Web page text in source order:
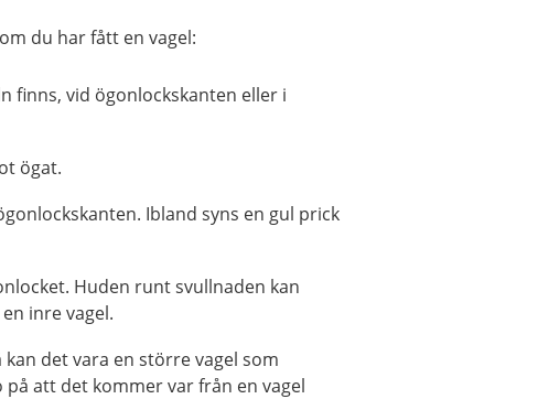
du har fått en vagel:
finns, vid ögonlockskanten eller i
ögat.
Ibland syns en gul prick
Huden runt svullnaden kan
inre vagel.
det vara en större vagel som
att det kommer var från en vagel